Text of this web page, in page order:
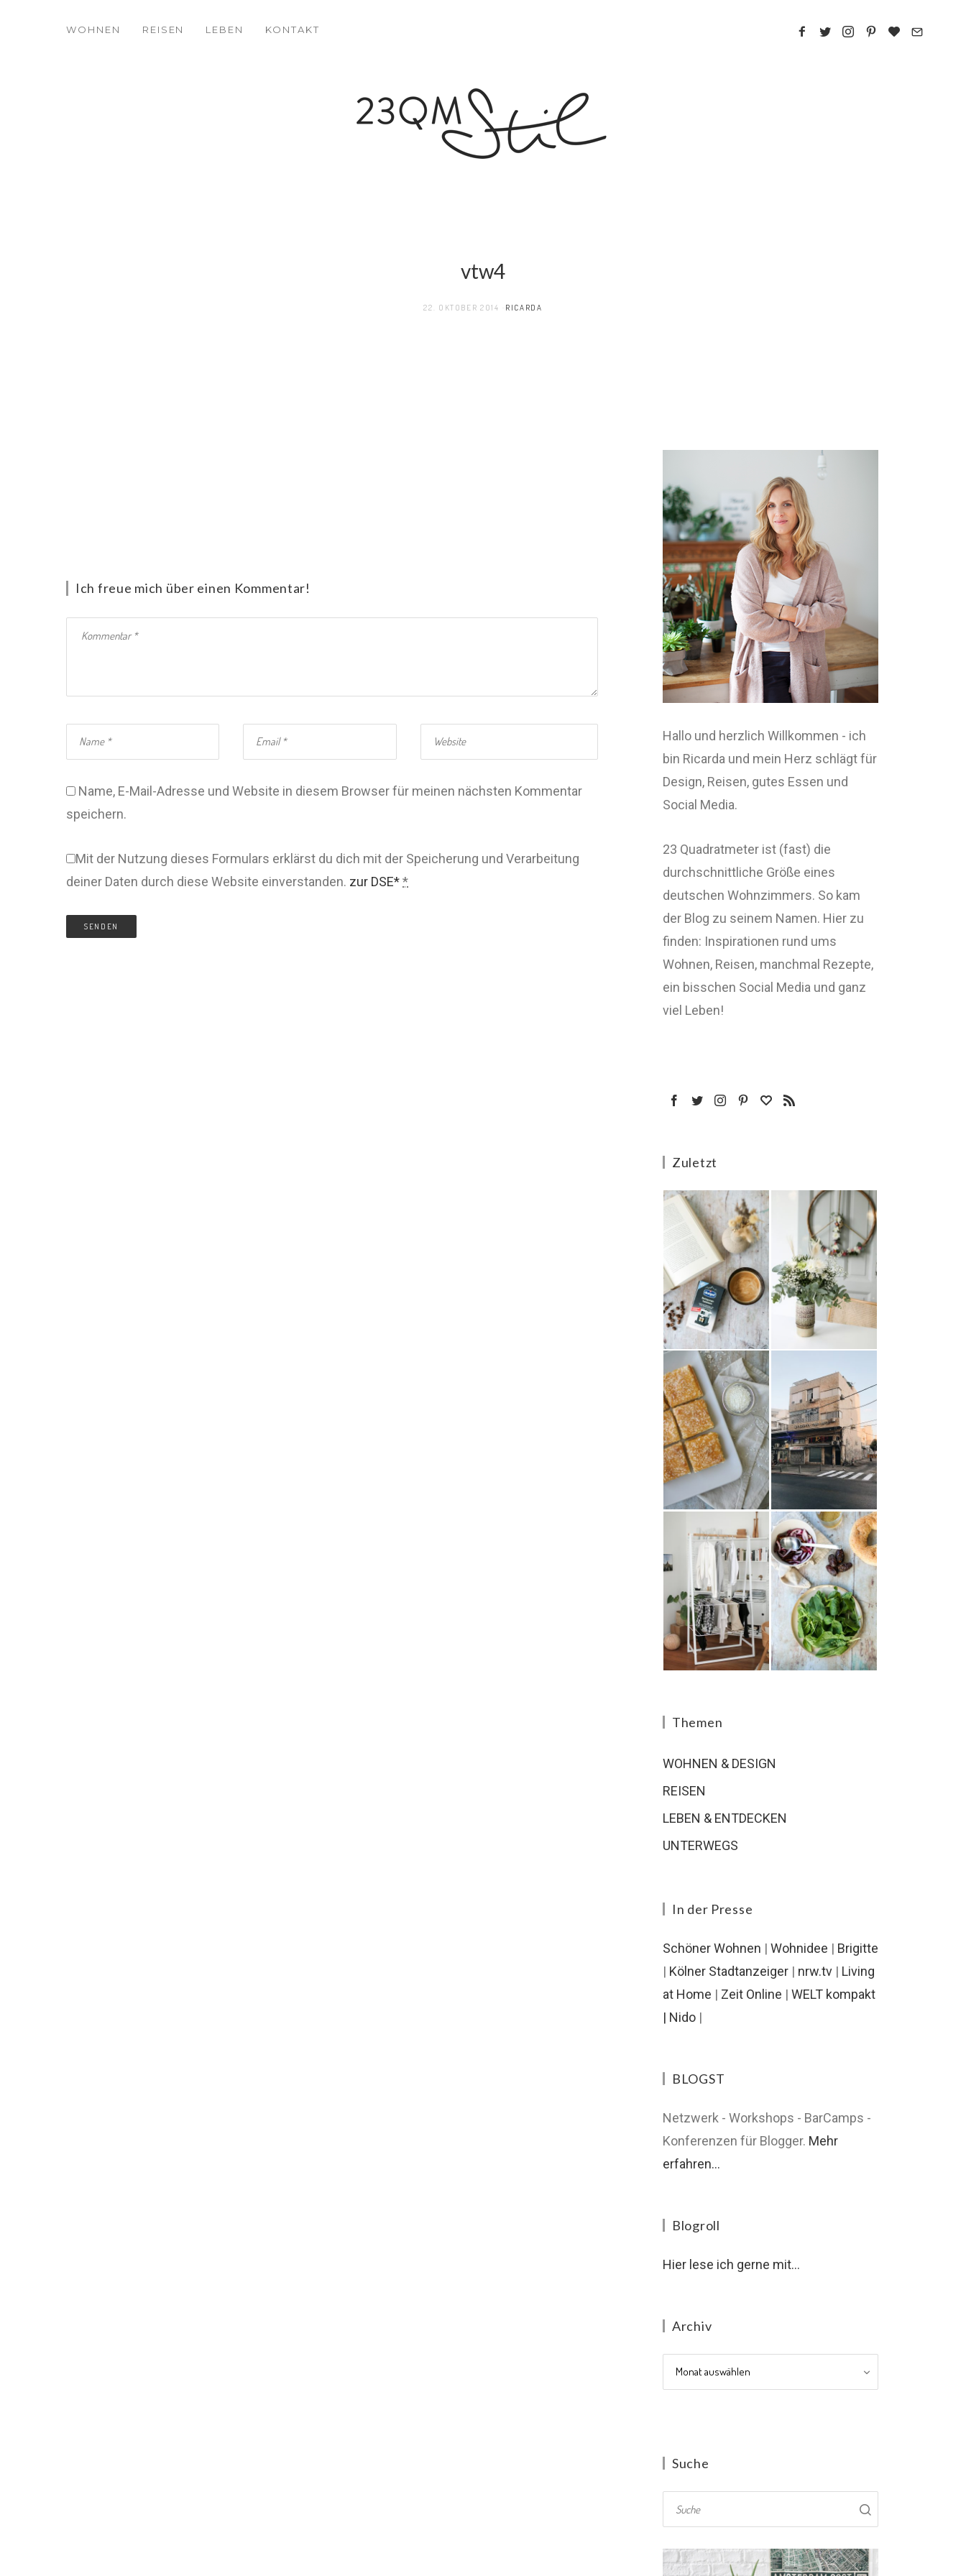
WOHNEN REISEN LEBEN KONTAKT
vtw4
22. OKTOBER 2014 RICARDA
Ich freue mich über einen Kommentar!
Name, E-Mail-Adresse und Website in diesem Browser für meinen nächsten Kommentar
speichern.
Mit der Nutzung dieses Formulars erklärst du dich mit der Speicherung und Verarbeitung
deiner Daten durch diese Website einverstanden. zur DSE**
Hallo und herzlich Willkommen - ich
bin Ricarda und mein Herz schlägt für
Design, Reisen, gutes Essen und
Social Media.
23 Quadratmeter ist (fast) die
durchschnittliche Größe eines
deutschen Wohnzimmers. So kam
der Blog zu seinem Namen. Hier zu
finden: Inspirationen rund ums
Wohnen, Reisen, manchmal Rezepte,
ein bisschen Social Media und ganz
viel Leben!
Zuletzt
Themen
WOHNEN & DESIGN
REISEN
LEBEN & ENTDECKEN
UNTERWEGS
In der Presse
Schöner Wohnen | Wohnidee | Brigitte
| Kölner Stadtanzeiger | nrw.tv | Living
at Home | Zeit Online | WELT kompakt
| Nido |
BLOGST
Netzwerk - Workshops - BarCamps -
Konferenzen für Blogger. Mehr
erfahren...
Blogroll
Hier lese ich gerne mit...
Archiv
Archiv
Suche